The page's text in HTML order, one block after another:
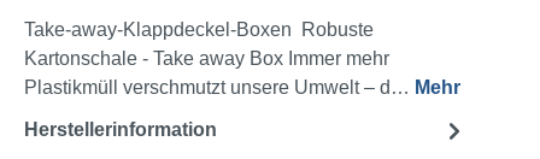
Take-away-Klappdeckel-Boxen Robuste
Kartonschale - Take away Box Immer mehr
Plastikmüll verschmutzt unsere Umwelt – d… Mehr
Herstellerinformation